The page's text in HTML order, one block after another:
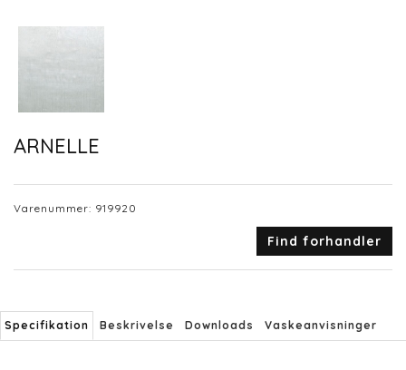
ARNELLE
Varenummer: 919920
Find forhandler
Specifikation Beskrivelse Downloads Vaskeanvisninger